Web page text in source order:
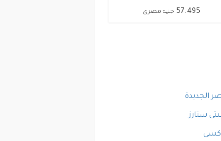
57.495 جنيه مصرى
الجديدة
ستارز